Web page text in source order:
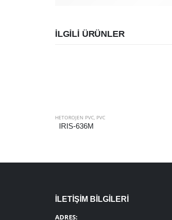
İLGILI ÜRÜNLER
HETOROJEN PVC, PVC
IRIS-636M
İLETİŞİM BİLGİLERİ
ADRES: